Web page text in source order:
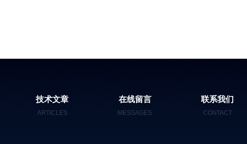
技术文章
ARTICLES
在线留言
MESSAGES
联系我们
CONTACT